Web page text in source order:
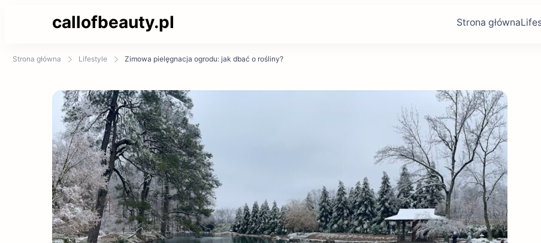
callofbeauty.pl Strona główna
Strona główna Lifestyle Zimowa pielęgnacja ogrodu: jak dbać o rośliny?